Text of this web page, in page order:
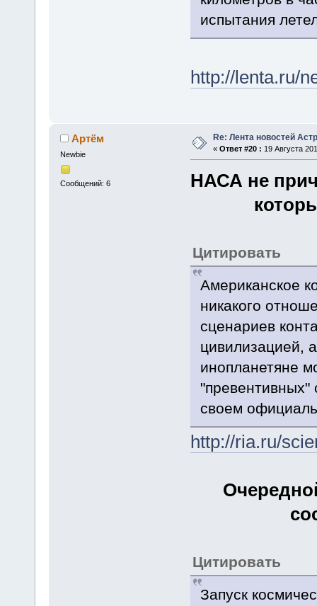
испытания
http://lenta.ru/
Артём
Newbie
Сообщений: 6
Re: Лента новостей
« Ответ #20 : 19 Августа
НАСА не
Цитировать
Американское
никакого
сценариев
цивилизацией,
инопланетяне
"превентивных"
своем
http://ria.ru/
Цитировать
Запуск